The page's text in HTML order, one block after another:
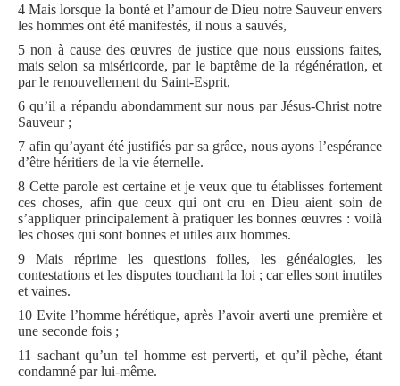
4 Mais lorsque la bonté et l’amour de Dieu notre Sauveur envers
les hommes ont été manifestés, il nous a sauvés,
5 non à cause des œuvres de justice que nous eussions faites,
mais selon sa miséricorde, par le baptême de la régénération, et
par le renouvellement du Saint-Esprit,
6 qu’il a répandu abondamment sur nous par Jésus-Christ notre
Sauveur ;
7 afin qu’ayant été justifiés par sa grâce, nous ayons l’espérance
d’être héritiers de la vie éternelle.
8 Cette parole est certaine et je veux que tu établisses fortement
ces choses, afin que ceux qui ont cru en Dieu aient soin de
s’appliquer principalement à pratiquer les bonnes œuvres : voilà
les choses qui sont bonnes et utiles aux hommes.
9 Mais réprime les questions folles, les généalogies, les
contestations et les disputes touchant la loi ; car elles sont inutiles
et vaines.
10 Evite l’homme hérétique, après l’avoir averti une première et
une seconde fois ;
11 sachant qu’un tel homme est perverti, et qu’il pèche, étant
condamné par lui-même.